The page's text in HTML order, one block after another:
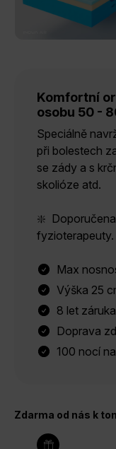
Komfortní
osobu 50 -
Speciálně
při bolestech
se zády a s
skolióze atd.
❇️ Doporučena
fyzioterapeuty.
Max
Výška 25
8 let záruka
Doprava
100 nocí
Zdarma od nás k